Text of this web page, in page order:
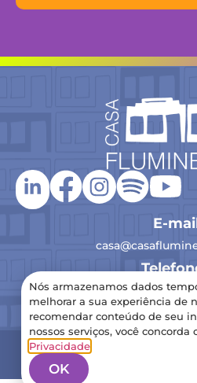
E-
(21) 2516-
2024 Casa Fluminense –
Nós armazenamos dados
melhorar a sua experiência de
recomendar conteúdo de seu
nossos serviços, você concorda
Privacidade.
OK